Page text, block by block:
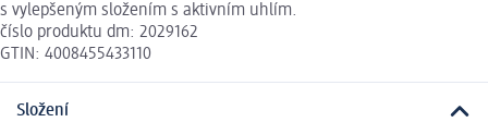
s vylepšeným složením s aktivním uhlím.
číslo produktu dm: 2029162
GTIN: 4008455433110
Složení